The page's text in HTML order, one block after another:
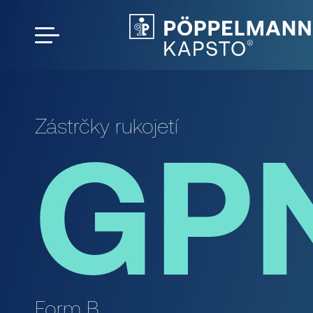
Zástrčky rukojetí
Form B